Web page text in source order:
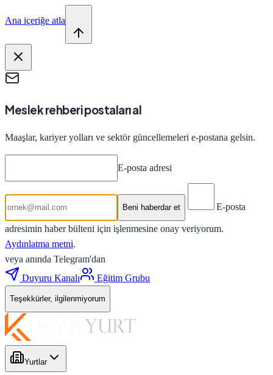
Ana içeriğe atla
Meslek rehberi postaları al
Maaşlar, kariyer yolları ve sektör güncellemeleri e-postana gelsin.
E-posta adresi
Beni haberdar et E-posta
adresimin haber bülteni için işlenmesine onay veriyorum.
Aydınlatma metni.
veya anında Telegram'dan
Duyuru Kanalı
Eğitim Grubu
Teşekkürler, ilgilenmiyorum
Yurtlar